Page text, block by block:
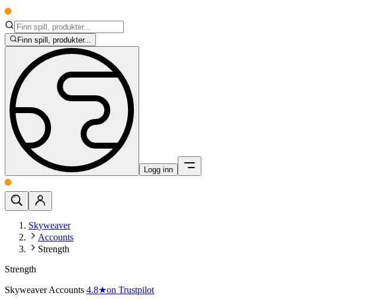
Finn spill, produkter...
Logg inn
Skyweaver
Accounts
Strength
Strength
Skyweaver Accounts 4.8★on Trustpilot